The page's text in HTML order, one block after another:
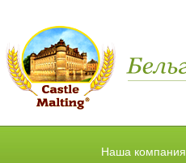
Наша компания